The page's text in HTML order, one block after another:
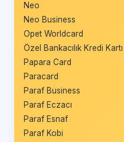
Neo
Neo Business
Opet Worldcard
Özel Bankacılık Kredi Kartı
Papara Card
Paracard
Paraf Business
Paraf Eczacı
Paraf Esnaf
Paraf Kobi